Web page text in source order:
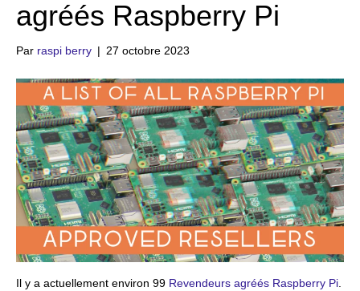
agréés Raspberry Pi
Par raspi berry | 27 octobre 2023
Il y a actuellement environ 99 Revendeurs agréés Raspberry Pi.